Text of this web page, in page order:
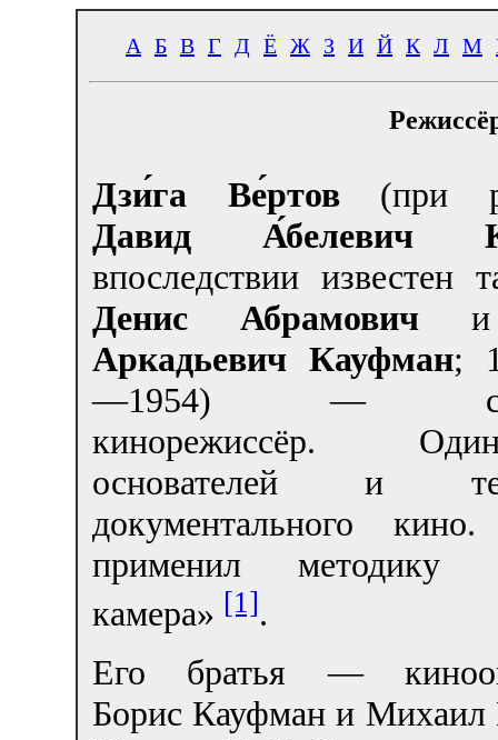
А Б В Г Д Ё Ж З И Й К Л М
Дзи́га Ве́ртов(при
Давид А́белевич
впоследствии известен
Денис Абрамович
Аркадьевич Кауфман;
—1954) —
кинорежиссёр.
основателей и
документального
применил методику
камера» [1].
Его братья —
Борис Кауфман и Михаил